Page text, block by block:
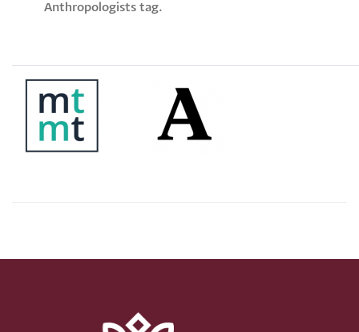
Anthropologists tag.